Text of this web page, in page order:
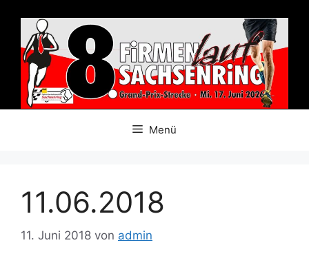
springen
Menü
11.06.2018
11. Juni 2018 von admin